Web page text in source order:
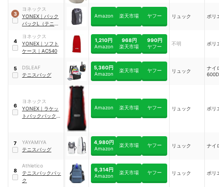
3
ヨネックス
YONEX ｜ バック
パックL（テニス2
BAG2208L
Amazon 楽天市場 ヤフー リュック ポリ
4
ヨネックス
YONEX ｜ ソフト
ケース ｜ AC540
1,210円
Amazon
968円
楽天市場
990円
ヤフー
不明 ポリ
5
DSLEAF
テニスバッグ
5,360円
Amazon
楽天市場 ヤフー リュック
ナイ
600D
6
ヨネックス
YONEX ｜ ラケッ
トバックパック
Amazon 楽天市場 ヤフー リュック ポリ
7
YAYAMIYA
テニスバッグ
4,980円
Amazon
楽天市場 ヤフー リュック ナイ
8
Athletico
テニスバックパッ
ク
6,314円
Amazon
楽天市場 ヤフー リュック ポリ